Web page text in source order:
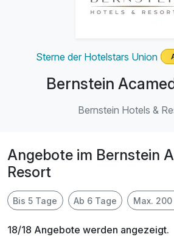
Sterne der Hotelstars Union
Bernstein
Bernstein Hotels &
Angebote im Bernstein
Resort
Bis 5 Tage Ab 6 Tage Max. 200
18/18 Angebote werden angezeigt.